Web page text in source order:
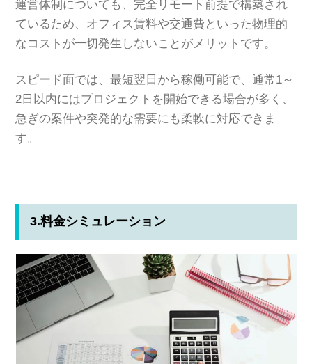
運営体制についても、完全リモート前提で構築され
ているため、オフィス賃料や交通費といった物理的
なコストが一切発生しないことがメリットです。
スピード面では、最短翌日から稼働可能で、通常1～
2日以内にはプロジェクトを開始できる場合が多く、
急ぎの案件や突発的な需要にも柔軟に対応できま
す。
3.料金シミュレーション